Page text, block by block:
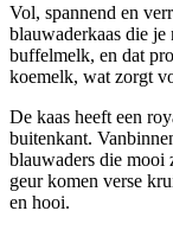
Vol, spannend en
blauwaderkaas die je
buffelmelk, en dat
koemelk, wat zorgt
De kaas heeft een
buitenkant.
blauwaders die mooi
geur komen verse
en hooi.